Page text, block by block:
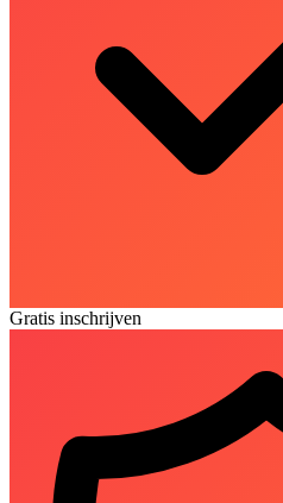
Gratis inschrijven